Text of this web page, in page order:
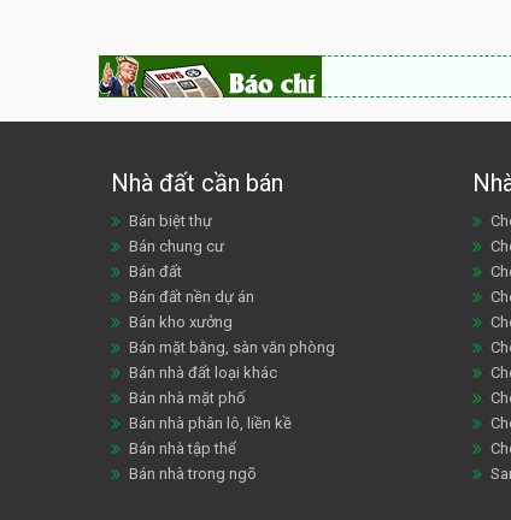
Nhà đất cần bán
Bán biệt thự
Bán chung cư
Bán đất
Bán đất nền dự án
Bán kho xưởng
Bán mặt bằng, sàn văn phòng
Bán nhà đất loại khác
Bán nhà mặt phố
Bán nhà phân lô, liền kề
Bán nhà tập thể
Bán nhà trong ngõ